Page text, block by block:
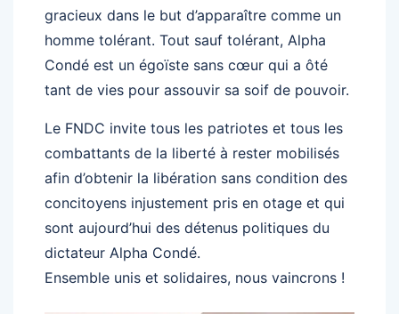
gracieux dans le but d’apparaître comme un
homme tolérant. Tout sauf tolérant, Alpha
Condé est un égoïste sans cœur qui a ôté
tant de vies pour assouvir sa soif de pouvoir.
Le FNDC invite tous les patriotes et tous les
combattants de la liberté à rester mobilisés
afin d’obtenir la libération sans condition des
concitoyens injustement pris en otage et qui
sont aujourd’hui des détenus politiques du
dictateur Alpha Condé.
Ensemble unis et solidaires, nous vaincrons !